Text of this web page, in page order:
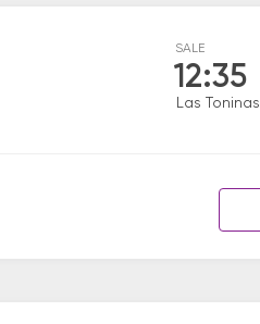
SALE
12:35
Las Toninas